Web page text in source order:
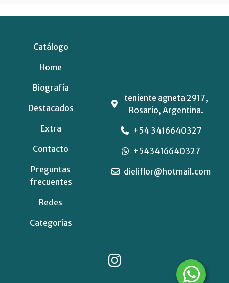
Catálogo
Home
Biografía
Destacados
Extra
Contacto
Preguntas
frecuentes
Redes
Categorías
teniente agneta 2917,
Rosario, Argentina.
+54 3416640327
+543416640327
dieliflor@hotmail.com